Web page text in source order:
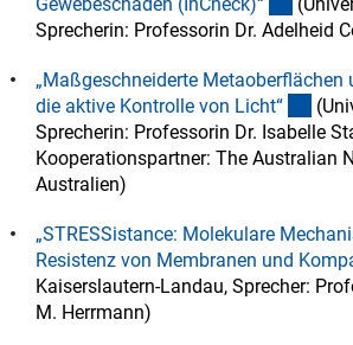
Sprecherin: Professorin Dr. Adelheid
„Maßgeschneiderte
die aktive Kontrolle von Licht“
Sprecherin: Professorin Dr. Isabelle
Kooperationspartner: The Australian
Australien)
„STRESSistance: Molekulare
Resistenz von Membranen und
Kaiserslautern-Landau, Sprecher:
M. Herrmann)